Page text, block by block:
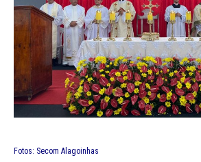
Fotos: Secom Alagoinhas